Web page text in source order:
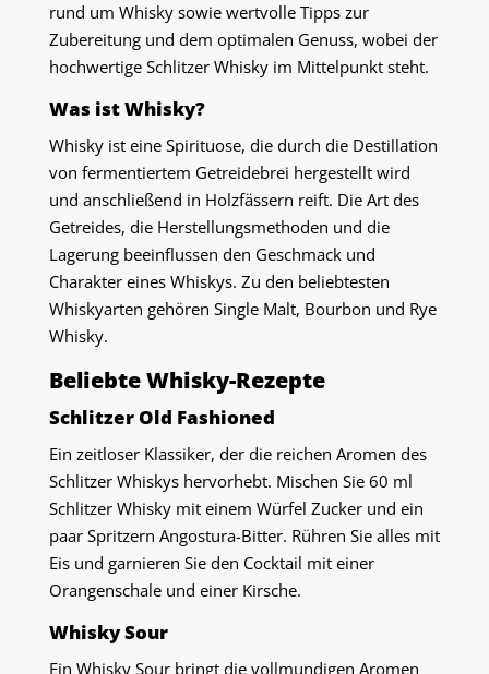
rund um Whisky sowie wertvolle Tipps zur
Zubereitung und dem optimalen Genuss, wobei der
hochwertige Schlitzer Whisky im Mittelpunkt steht.
Was ist Whisky?
Whisky ist eine Spirituose, die durch die Destillation
von fermentiertem Getreidebrei hergestellt wird
und anschließend in Holzfässern reift. Die Art des
Getreides, die Herstellungsmethoden und die
Lagerung beeinflussen den Geschmack und
Charakter eines Whiskys. Zu den beliebtesten
Whiskyarten gehören Single Malt, Bourbon und Rye
Whisky.
Beliebte Whisky-Rezepte
Schlitzer Old Fashioned
Ein zeitloser Klassiker, der die reichen Aromen des
Schlitzer Whiskys hervorhebt. Mischen Sie 60 ml
Schlitzer Whisky mit einem Würfel Zucker und ein
paar Spritzern Angostura-Bitter. Rühren Sie alles mit
Eis und garnieren Sie den Cocktail mit einer
Orangenschale und einer Kirsche.
Whisky Sour
Ein Whisky Sour bringt die vollmundigen Aromen